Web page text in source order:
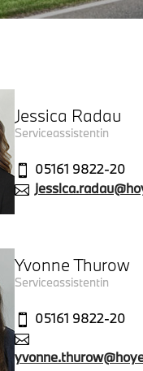
Jessica Radau
Serviceassistentin
 05161 9822-20

Yvonne Thurow
Serviceassistentin
 05161 9822-20
